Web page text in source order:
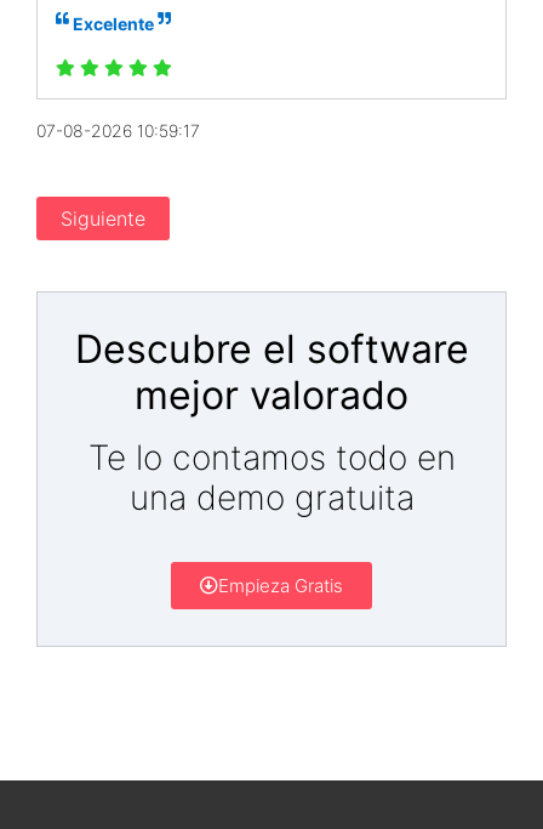
Excelente
07-08-2026 10:59:17
Siguiente
Descubre el software
mejor valorado
Te lo contamos todo en
una demo gratuita
Empieza Gratis